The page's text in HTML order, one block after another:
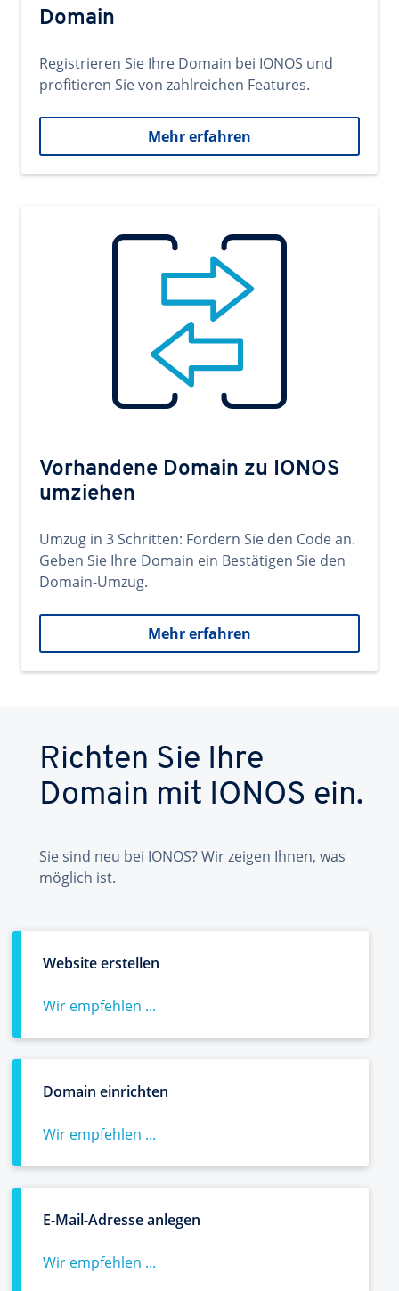
Domain
Registrieren Sie Ihre Domain bei IONOS und
profitieren Sie von zahlreichen Features.
Mehr erfahren
Vorhandene Domain zu IONOS
umziehen
Umzug in 3 Schritten: Fordern Sie den Code an.
Geben Sie Ihre Domain ein Bestätigen Sie den
Domain-Umzug.
Mehr erfahren
Richten Sie Ihre
Domain mit IONOS ein.
Sie sind neu bei IONOS? Wir zeigen Ihnen, was
möglich ist.
Website erstellen
Wir empfehlen ...
Domain einrichten
Wir empfehlen ...
E-Mail-Adresse anlegen
Wir empfehlen ...